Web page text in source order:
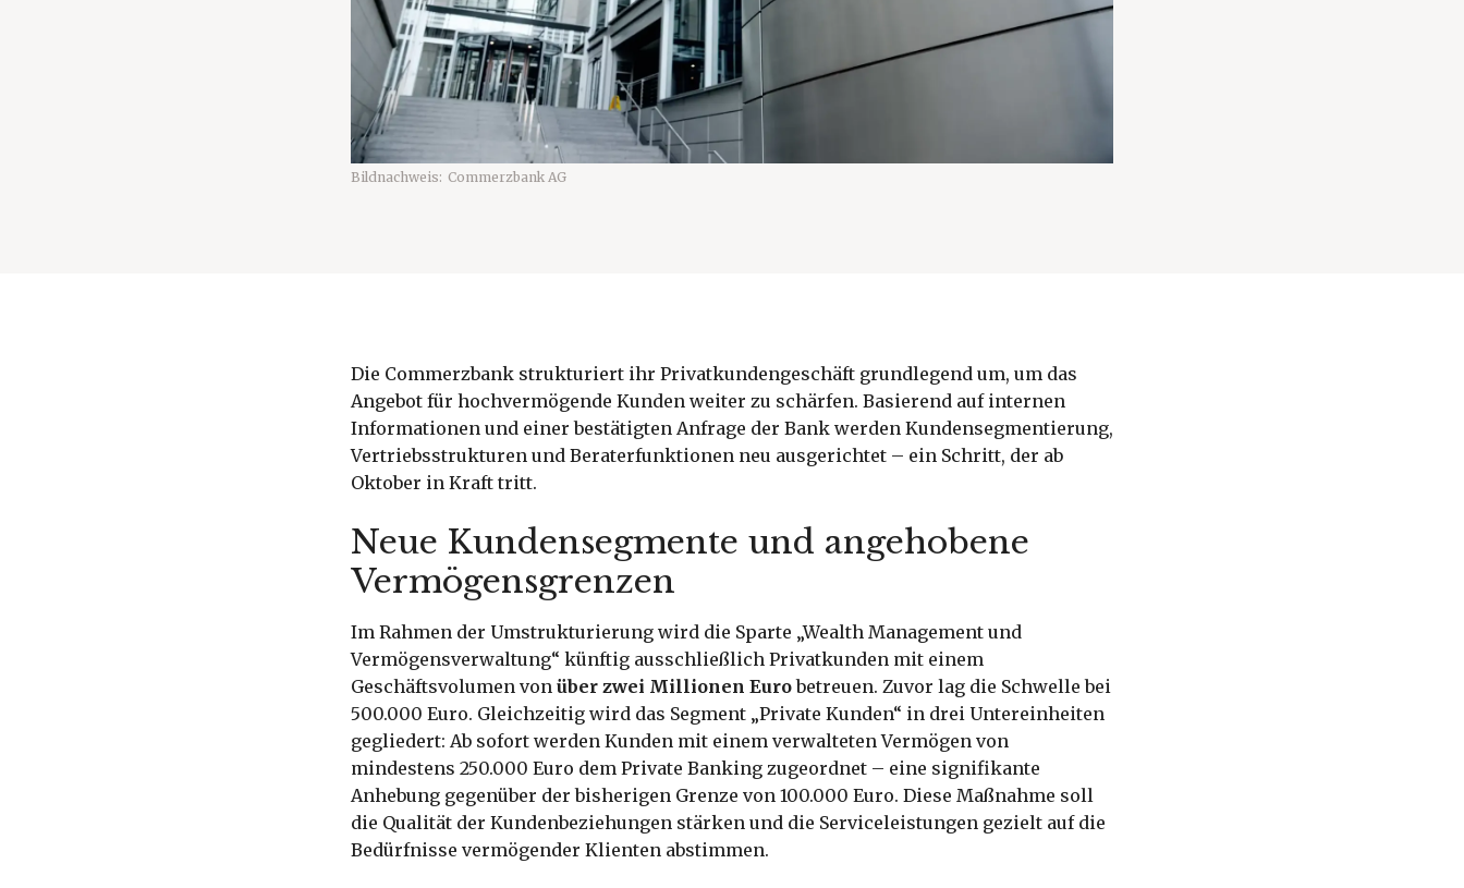
Bildnachweis: Commerzbank AG
Die Commerzbank strukturiert ihr Privatkundengeschäft grundlegend um, um das
Angebot für hochvermögende Kunden weiter zu schärfen. Basierend auf internen
Informationen und einer bestätigten Anfrage der Bank werden Kundensegmentierung,
Vertriebsstrukturen und Beraterfunktionen neu ausgerichtet – ein Schritt, der ab
Oktober in Kraft tritt.
Neue Kundensegmente und angehobene
Vermögensgrenzen
Im Rahmen der Umstrukturierung wird die Sparte „Wealth Management und
Vermögensverwaltung“ künftig ausschließlich Privatkunden mit einem
Geschäftsvolumen von über zwei Millionen Eurobetreuen. Zuvor lag die Schwelle bei
500.000 Euro. Gleichzeitig wird das Segment „Private Kunden“ in drei Untereinheiten
gegliedert: Ab sofort werden Kunden mit einem verwalteten Vermögen von
mindestens 250.000 Euro dem Private Banking zugeordnet – eine signifikante
Anhebung gegenüber der bisherigen Grenze von 100.000 Euro. Diese Maßnahme soll
die Qualität der Kundenbeziehungen stärken und die Serviceleistungen gezielt auf die
Bedürfnisse vermögender Klienten abstimmen.